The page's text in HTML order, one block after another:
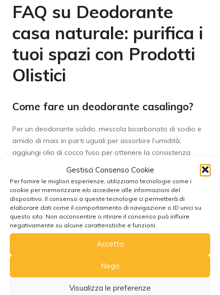
Gestisci Consenso Cookie
Per fornire le migliori esperienze, utilizziamo tecnologie come i
cookie per memorizzare e/o accedere alle informazioni del
dispositivo. Il consenso a queste tecnologie ci permetterà di
elaborare dati come il comportamento di navigazione o ID unici su
questo sito. Non acconsentire o ritirare il consenso può influire
negativamente su alcune caratteristiche e funzioni.
Accetta
Nega
Visualizza le preferenze
FAQ su Deodorante
casa naturale: purifica i
tuoi spazi con Prodotti
Olistici
Come fare un deodorante casalingo?
Per un deodorante solido, mescola bicarbonato di sodio e
amido di mais in parti uguali per assorbire l’umidità,
aggiungi olio di cocco fuso per ottenere la consistenza
Come fare il deodorante per la casa?
Un modo semplice ed efficace è creare un’atmosfera
invitante con un diffusore. Aggiungi all’acqua del tuo
diffusore qualche goccia di oli essenziali dalle proprietà
antibatterica o eucalipto per rinfrescare le vie respiratorie e
l’ambiente.